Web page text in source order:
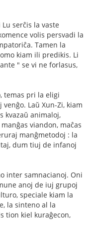
serĉis la vaste
volis persvadi la
Tamen la
kiam ili predikis. Li
" se vi ne forlasus,
temas pri la eligi
Laŭ Xun-Zi, kiam
kvazaŭ animaloj,
viandon, maĉas
manĝmetodoj : la
dum tiuj de infanoj
inter samnacianoj. Oni
anoj de iuj grupoj
speciale kiam la
la sinteno al la
tion kiel kuraĝecon,